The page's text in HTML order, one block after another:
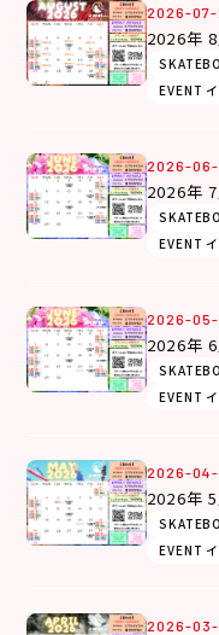
2026-07-
2026年
EVENT
2026-06-
2026年
EVENT
2026-
2026年
EVENT
2026-04-
2026年
EVENT
2026-